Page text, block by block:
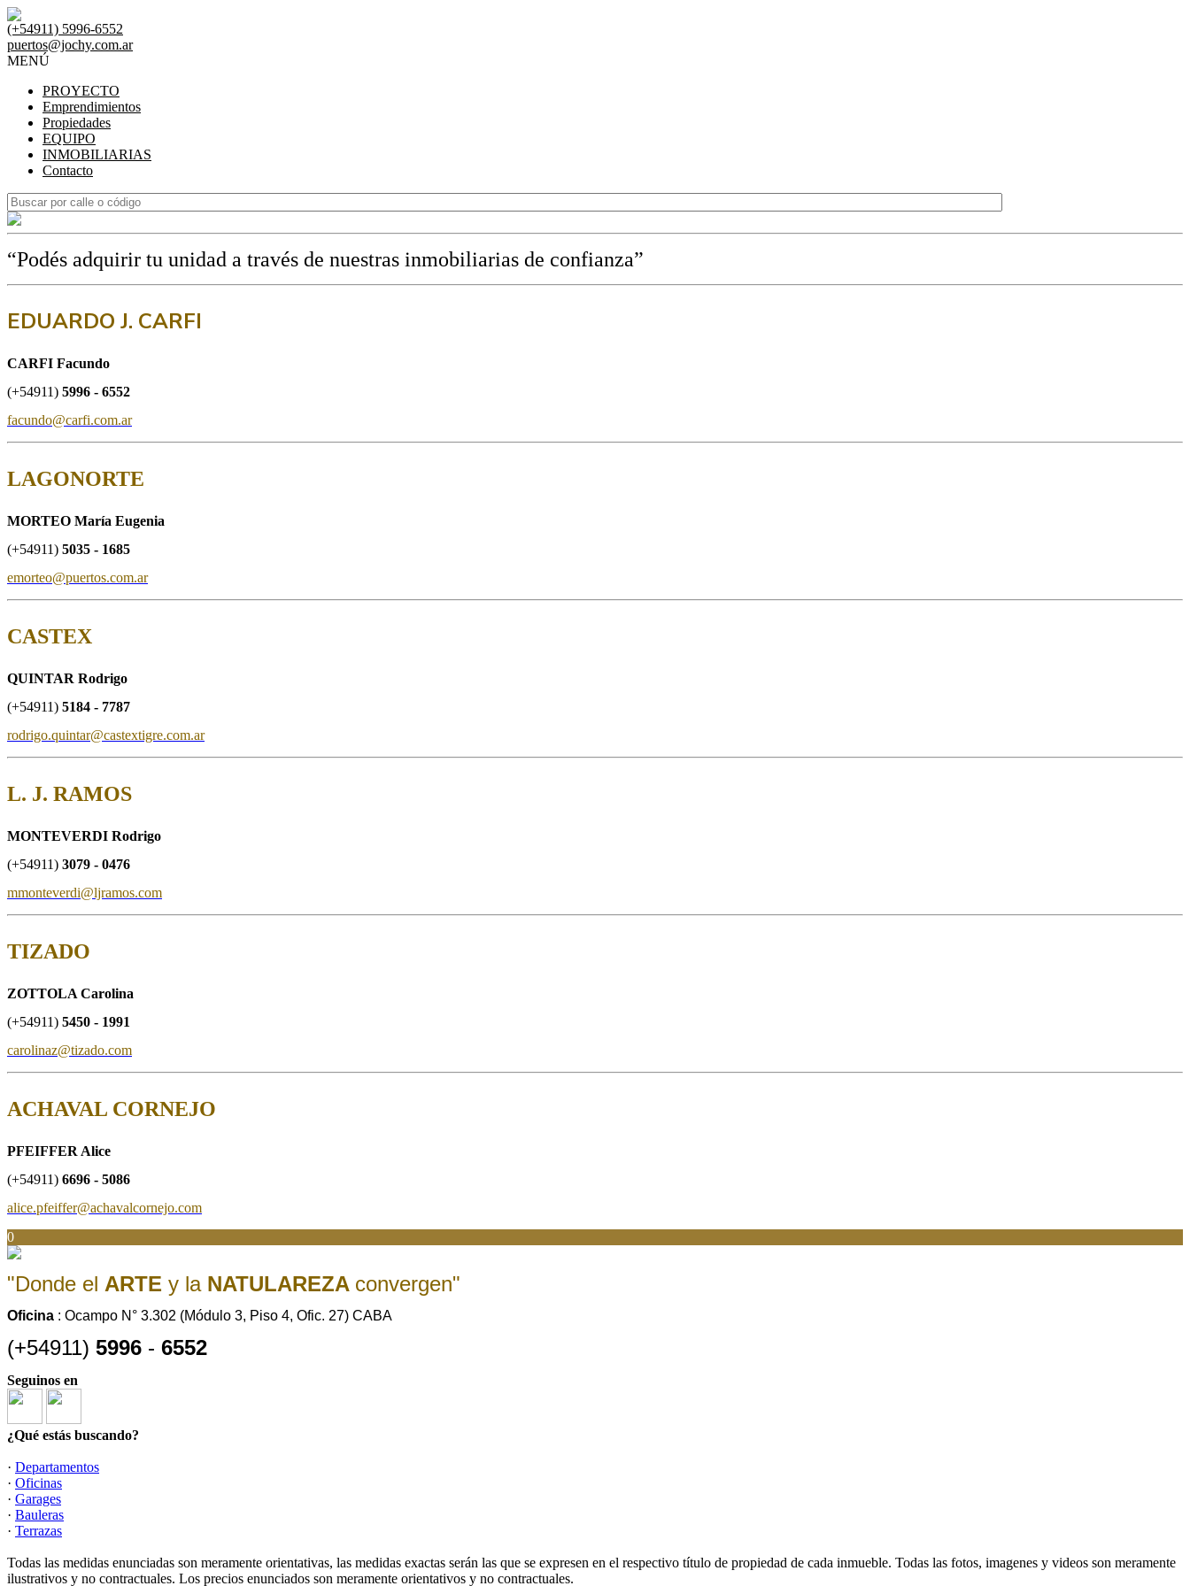
(+54911) 5996-6552
puertos@jochy.com.ar
MENÚ
PROYECTO
Emprendimientos
Propiedades
EQUIPO
INMOBILIARIAS
Contacto
“Podés adquirir tu unidad a través de nuestras inmobiliarias de confianza”
EDUARDO J. CARFI
CARFI Facundo
(+54911) 5996 - 6552
facundo@carfi.com.ar
LAGONORTE
MORTEO María Eugenia
(+54911) 5035 - 1685
emorteo@puertos.com.ar
CASTEX
QUINTAR Rodrigo
(+54911) 5184 - 7787
rodrigo.quintar@castextigre.com.ar
L. J. RAMOS
MONTEVERDI Rodrigo
(+54911) 3079 - 0476
mmonteverdi@ljramos.com
TIZADO
ZOTTOLA Carolina
(+54911) 5450 - 1991
carolinaz@tizado.com
ACHAVAL CORNEJO
PFEIFFER Alice
(+54911) 6696 - 5086
alice.pfeiffer@achavalcornejo.com
0
"Donde el ARTE y la NATULAREZA convergen"
Oficina : Ocampo N° 3.302 (Módulo 3, Piso 4, Ofic. 27) CABA
(+54911) 5996 - 6552
Seguinos en
¿Qué estás buscando?
· Departamentos
· Oficinas
· Garages
· Bauleras
· Terrazas
Todas las medidas enunciadas son meramente orientativas, las medidas exactas serán las que se expresen en el respectivo título de propiedad de cada inmueble. Todas las fotos, imagenes y videos son meramente
ilustrativos y no contractuales. Los precios enunciados son meramente orientativos y no contractuales.